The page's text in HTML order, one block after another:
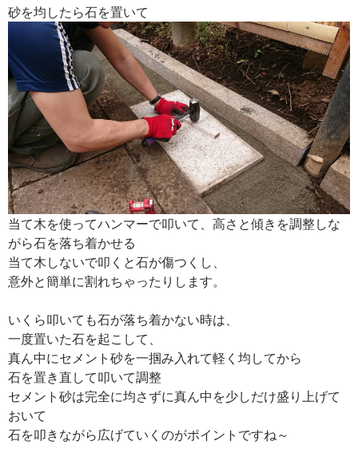
砂を均したら石を置いて
当て木を使ってハンマーで叩いて、高さと傾きを調整しな
がら石を落ち着かせる
当て木しないで叩くと石が傷つくし、
意外と簡単に割れちゃったりします。
いくら叩いても石が落ち着かない時は、
一度置いた石を起こして、
真ん中にセメント砂を一掴み入れて軽く均してから
石を置き直して叩いて調整
セメント砂は完全に均さずに真ん中を少しだけ盛り上げて
おいて
石を叩きながら広げていくのがポイントですね～